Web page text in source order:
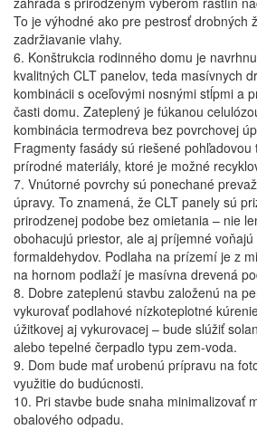
To je výhodné ako pre pestrosť drobných
zadržiavanie vlahy.
6. Konštrukcia rodinného domu je
kvalitných CLT panelov, teda masívnych
kombinácii s oceľovými nosnými stĺpmi a
časti domu. Zateplený je fúkanou
kombinácia termodreva bez povrchovej
Fragmenty fasády sú riešené pohľadovou
prírodné materiály, ktoré je možné
7. Vnútorné povrchy sú ponechané
úpravy. To znamená, že CLT panely sú
prirodzenej podobe bez omietania – nie
obohacujú priestor, ale aj príjemné
formaldehydov. Podlaha na prízemí je z
na hornom podlaží je masívna drevená
8. Dobre zateplenú stavbu založenú na
vykurovať podlahové nízkoteplotné
úžitkovej aj vykurovacej – bude slúžiť
alebo tepelné čerpadlo typu zem-voda.
9. Dom bude mať urobenú prípravu na
využitie do budúcnosti.
10. Pri stavbe bude snaha minimalizovať
obalového odpadu.